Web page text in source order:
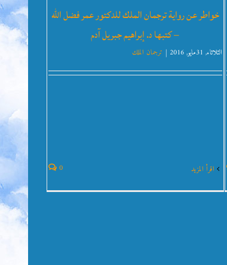
خواطر عن رواية ترجمان الملك للدكتور عمر فضل الله
– كتبها د. إبراهيم جبريل آدم
الثلاثاء, 31مايو, 2016 | ترجمان الملك
0